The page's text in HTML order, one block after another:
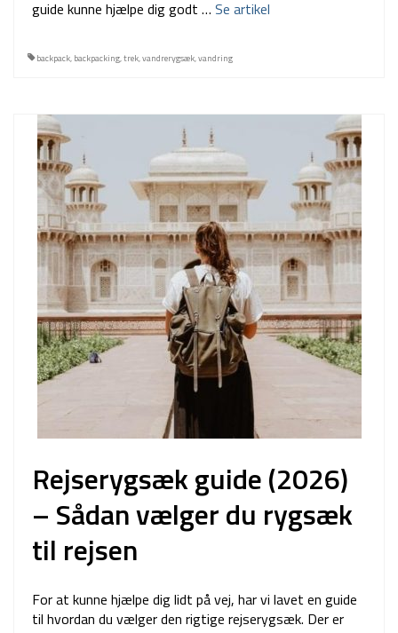
guide kunne hjælpe dig godt … Se artikel
backpack, backpacking,trek,vandrerygsæk,vandring
Rejserygsæk guide (2026)
– Sådan vælger du rygsæk
til rejsen
For at kunne hjælpe dig lidt på vej, har vi lavet en guide
til hvordan du vælger den rigtige rejserygsæk. Der er